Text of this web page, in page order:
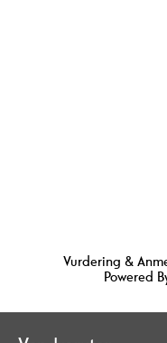
Vurdering &
Powered